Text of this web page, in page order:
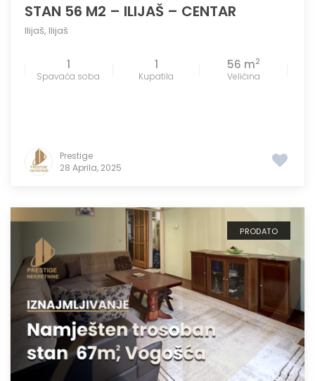
STAN 56 M2 – ILIJAŠ – CENTAR
Ilijaš, Ilijaš
1
Spavaća soba
1
Kupatila
56 m2
Veličina
Prestige
28 Aprila, 2025
PRODATO